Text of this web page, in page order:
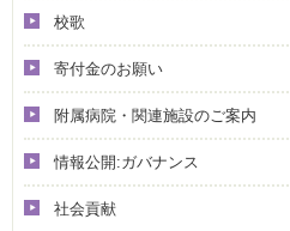
校歌
寄付金のお願い
附属病院・関連施設のご案内
情報公開:ガバナンス
社会貢献